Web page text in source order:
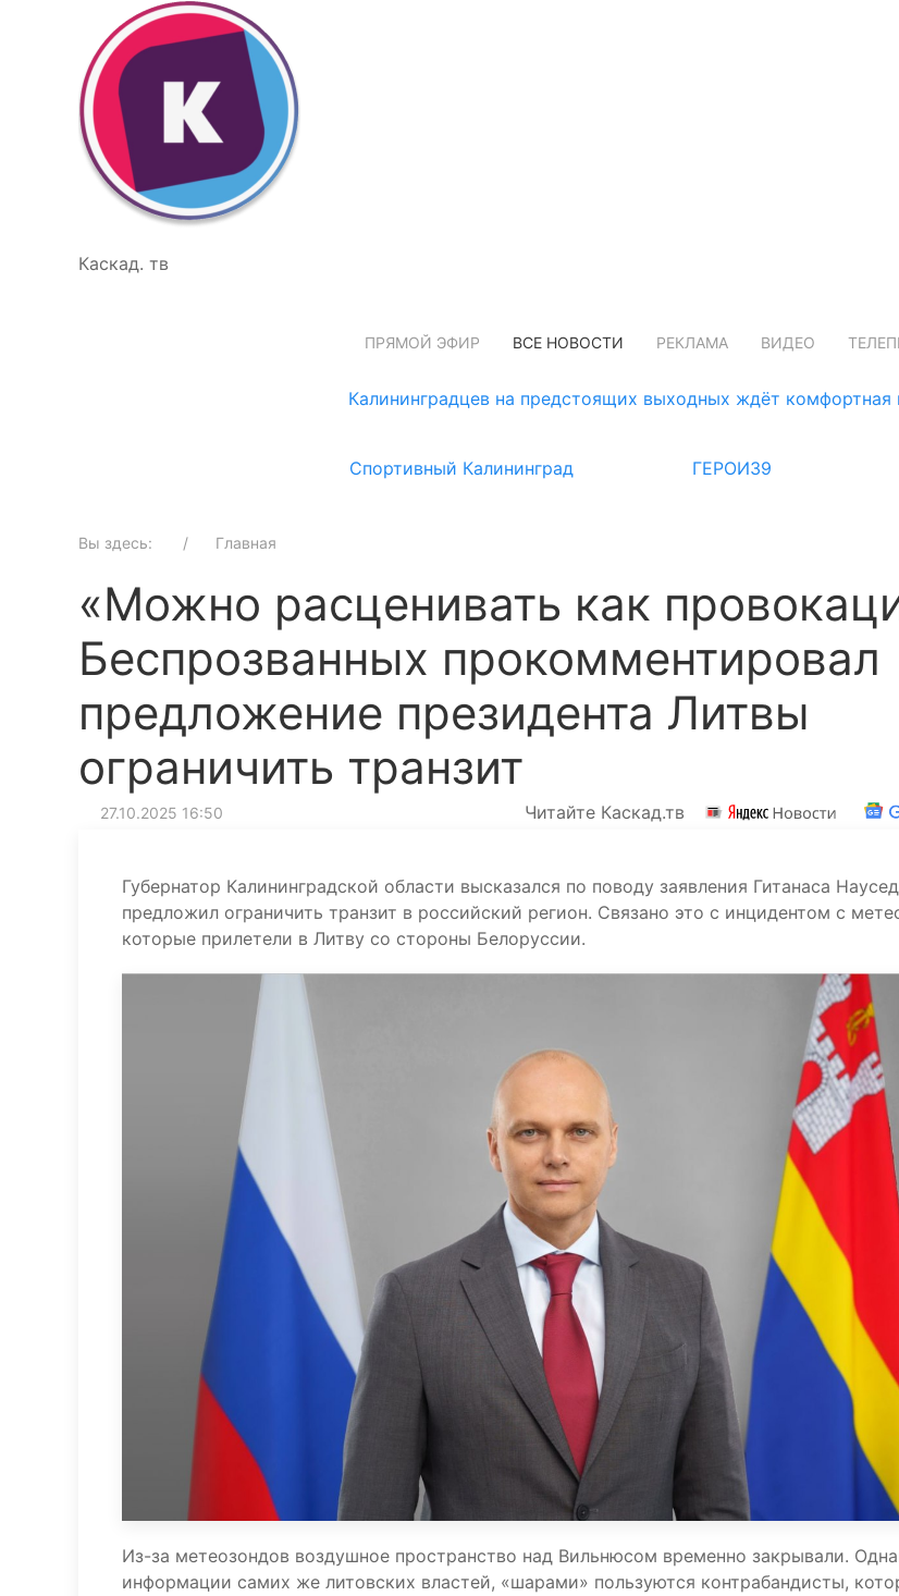
Каскад. тв
ПРЯМОЙ ЭФИР ВСЕ НОВОСТИ РЕКЛАМА ВИДЕО
Калининградцев на предстоящих выходных ждёт комфортная
Спортивный Калининград
ГЕРОИ39
Вы здесь: Главная
«Можно расценивать как
Беспрозванных прокомментировал
предложение президента Литвы
ограничить транзит
27.10.2025 16:50 Читайте Каскад.тв
Губернатор Калининградской области высказался по поводу заявления Гитанаса
предложил ограничить транзит в российский регион. Связано это с инцидентом с
которые прилетели в Литву со стороны Белоруссии.
Из-за метеозондов воздушное пространство над Вильнюсом временно закрывали.
информации самих же литовских властей, «шарами» пользуются контрабандисты,